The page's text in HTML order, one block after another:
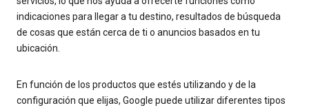
indicaciones para llegar a tu destino, resultados de búsqueda
de cosas que están cerca de ti o anuncios basados en tu
ubicación.
En función de los productos que estés utilizando y de la
configuración que elijas, Google puede utilizar diferentes tipos